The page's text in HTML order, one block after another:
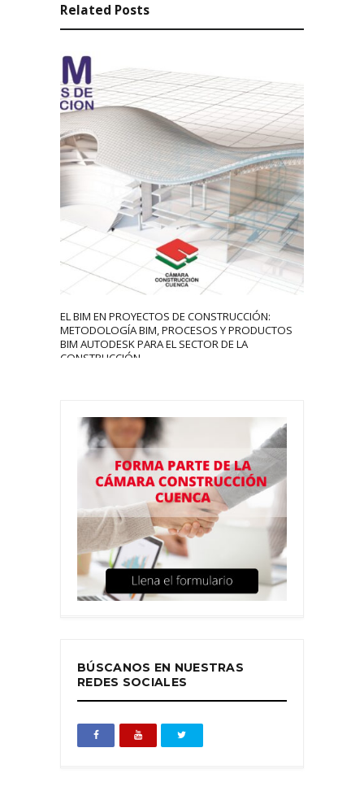
Related Posts
EL BIM EN PROYECTOS DE CONSTRUCCIÓN:
METODOLOGÍA BIM, PROCESOS Y PRODUCTOS
BIM AUTODESK PARA EL SECTOR DE LA
CONSTRUCCIÓN.
BÚSCANOS EN NUESTRAS
REDES SOCIALES